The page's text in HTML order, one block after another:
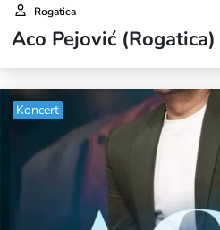
Rogatica
Aco Pejović (Rogatica)
Koncert